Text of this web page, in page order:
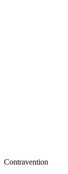
Contravention